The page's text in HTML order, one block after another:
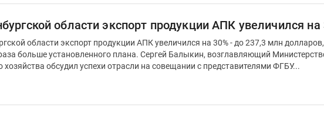
области экспорт продукции АПК увеличился на
области экспорт продукции АПК увеличился на 30% - до 237,3 млн
больше установленного плана. Сергей Балыкин, возглавляющий
хозяйства обсудил успехи отрасли на совещании с представителями ФГБУ...